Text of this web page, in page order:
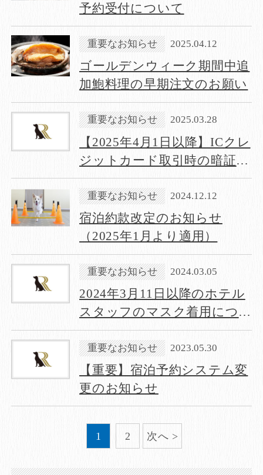
予約受付について
重要なお知らせ 2025.04.12
ゴールデンウィーク期間中追
加鮑料理の早期注文のお願い
重要なお知らせ 2025.03.28
【2025年4月1日以降】ICクレ
ジットカード取引時の暗証番
号入力必須について
重要なお知らせ 2024.12.12
宿泊約款改定のお知らせ
（2025年1月より適用）
重要なお知らせ 2024.03.05
2024年3月11日以降のホテル
スタッフのマスク着用につい
て
重要なお知らせ 2023.05.30
【重要】宿泊予約システム変
更のお知らせ
1 2 次へ